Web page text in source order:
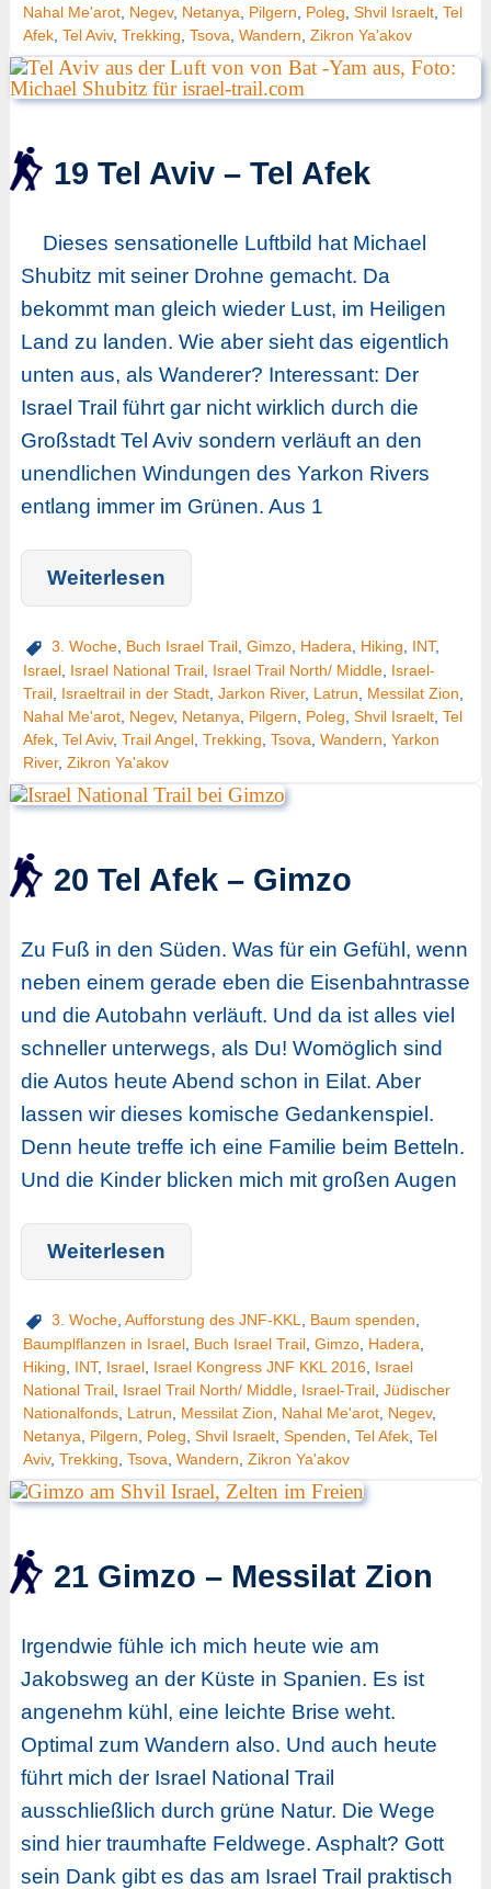
Nahal Me'arot, Negev, Netanya, Pilgern, Poleg, Shvil Israelt, Tel
Afek, Tel Aviv, Trekking, Tsova, Wandern, Zikron Ya'akov
19 Tel Aviv – Tel Afek
Dieses sensationelle Luftbild hat Michael
Shubitz mit seiner Drohne gemacht. Da
bekommt man gleich wieder Lust, im Heiligen
Land zu landen. Wie aber sieht das eigentlich
unten aus, als Wanderer? Interessant: Der
Israel Trail führt gar nicht wirklich durch die
Großstadt Tel Aviv sondern verläuft an den
unendlichen Windungen des Yarkon Rivers
entlang immer im Grünen. Aus 1
Weiterlesen
3. Woche, Buch Israel Trail, Gimzo, Hadera Hiking INT,
Israel, Israel National Trail, Israel Trail North/ Middle, Israel-
Trail, Israeltrail in der Stadt, Jarkon River, Latrun, Messilat Zion,
Nahal Me'arot, Negev, Netanya, Pilgern, Poleg, Shvil Israelt, Tel
Afek, Tel Aviv, Trail Angel, Trekking, Tsova, Wandern, Yarkon
River, Zikron Ya'akov
20 Tel Afek – Gimzo
Zu Fuß in den Süden. Was für ein Gefühl, wenn
neben einem gerade eben die Eisenbahntrasse
und die Autobahn verläuft. Und da ist alles viel
schneller unterwegs, als Du! Womöglich sind
die Autos heute Abend schon in Eilat. Aber
lassen wir dieses komische Gedankenspiel.
Denn heute treffe ich eine Familie beim Betteln.
Und die Kinder blicken mich mit großen Augen
Weiterlesen
3. Woche, Aufforstung des JNF-KKL Baum spenden
Baumplflanzen in Israel, Buch Israel Trail, Gimzo, Hadera,
Hiking, INT, Israel, Israel Kongress JNF KKL 2016, Israel
National Trail, Israel Trail North/ Middle, Israel-Trail, Jüdischer
Nationalfonds, Latrun, Messilat Zion, Nahal Me'arot, Negev,
Netanya, Pilgern, Poleg, Shvil Israelt, Spenden, Tel Afek, Tel
Aviv, Trekking, Tsova, Wandern, Zikron Ya'akov
21 Gimzo – Messilat Zion
Irgendwie fühle ich mich heute wie am
Jakobsweg an der Küste in Spanien. Es ist
angenehm kühl, eine leichte Brise weht.
Optimal zum Wandern also. Und auch heute
führt mich der Israel National Trail
ausschließlich durch grüne Natur. Die Wege
sind hier traumhafte Feldwege. Asphalt? Gott
sein Dank gibt es das am Israel Trail praktisch